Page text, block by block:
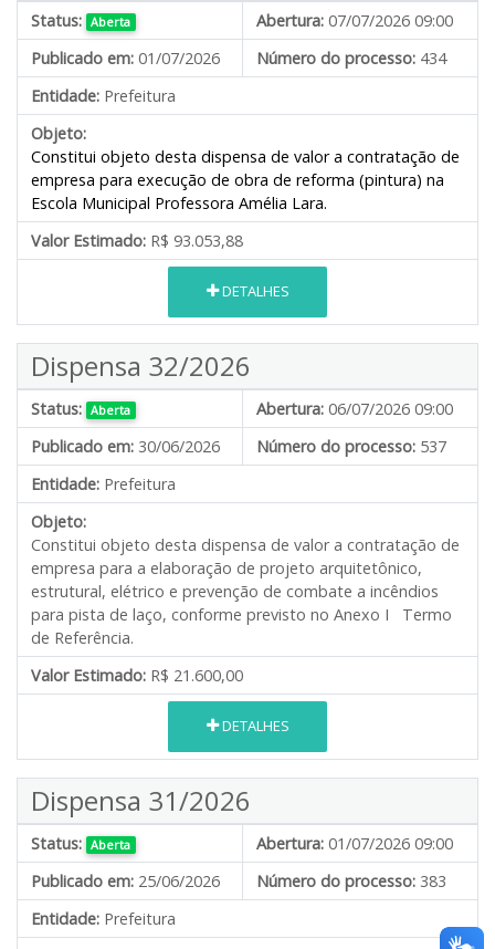
Status: Aberta Abertura: 07/07/2026 09:00
Publicado em: 01/07/2026 Número do processo: 434
Entidade: Prefeitura
Objeto:
Constitui objeto desta dispensa de valor a contratação de
empresa para execução de obra de reforma (pintura) na
Escola Municipal Professora Amélia Lara.
Valor Estimado: R$ 93.053,88
DETALHES
Dispensa 32/2026
Status: Aberta Abertura: 06/07/2026 09:00
Publicado em: 30/06/2026 Número do processo: 537
Entidade: Prefeitura
Objeto:
Constitui objeto desta dispensa de valor a contratação de
empresa para a elaboração de projeto arquitetônico,
estrutural, elétrico e prevenção de combate a incêndios
para pista de laço, conforme previsto no Anexo I Termo
de Referência.
Valor Estimado: R$ 21.600,00
DETALHES
Dispensa 31/2026
Status: Aberta Abertura: 01/07/2026 09:00
Publicado em: 25/06/2026 Número do processo: 383
Entidade: Prefeitura